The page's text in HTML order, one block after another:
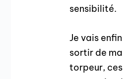
sensibilité.
Je vais enfin
sortir de ma
torpeur, ces